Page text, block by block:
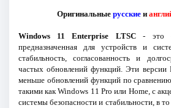
Оригинальные русскиеи
Windows 11 Enterprise LTSC- это
предназначенная для устройств и
стабильность, согласованность и
частых обновлений функций. Эти
меньше обновлений функций по
такими как Windows 11 Pro или Home, с
системы безопасности и стабильности, в